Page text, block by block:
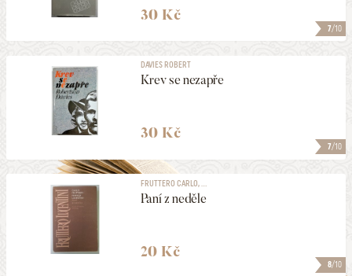
7/10
30 Kč
7/10
DAVIES ROBERT
Krev se nezapře
30 Kč
8/10
FRUTTERO CARLO, ...
Paní z neděle
20 Kč